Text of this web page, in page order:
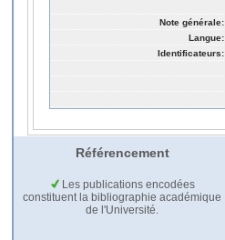
Note générale:
Langue:
Identificateurs:
Référencement
Les publications encodées
constituent la bibliographie académique
de l'Université.